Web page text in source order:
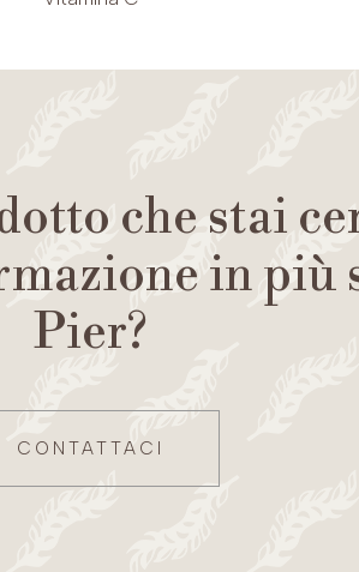
che stai
in più
Pier?
CONTATTACI